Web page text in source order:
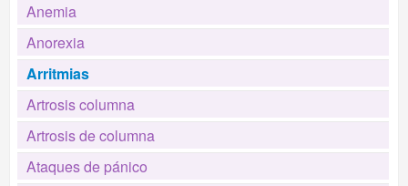
Anemia
Anorexia
Arritmias
Artrosis columna
Artrosis de columna
Ataques de pánico